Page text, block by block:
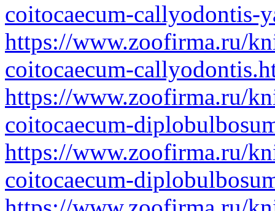
coitocaecum-callyodontis-
https://www.zoofirma.ru/
coitocaecum-
https://www.zoofirma.ru/
coitocaecum-
https://www.zoofirma.ru/
coitocaecum-